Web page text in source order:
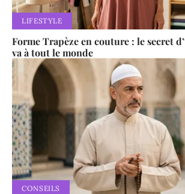
LIFESTYLE
Forme Trapèze en couture : le secret
va à tout le monde
CONSEILS